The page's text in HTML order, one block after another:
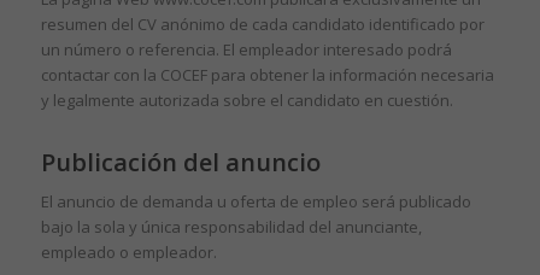
resumen del CV anónimo de cada candidato identificado por
un número o referencia. El empleador interesado podrá
contactar con la COCEF para obtener la información necesaria
y legalmente autorizada sobre el candidato en cuestión.
Publicación del anuncio
El anuncio de demanda u oferta de empleo será publicado
bajo la sola y única responsabilidad del anunciante,
empleado o empleador.